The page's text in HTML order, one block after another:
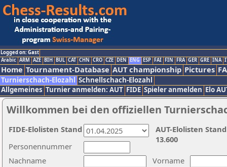
Logged on: Gast
Arabic ARM AZE BIH BUL CAT CHN CRO CZE DEN ENG ESP FAI FIN FRA GER GRE INA
Home Tournament-Database AUT championship Pictures
Turnierschach-Elozahl Schnellschach-Elozahl
Allgemeines Turnier anmelden: AUT FIDE Spieler anmelden Elo
Willkommen bei den offiziellen
Nachname
Vorname
Personennummer
AUT-Elolisten
13.600
FIDE-Elolisten Stand